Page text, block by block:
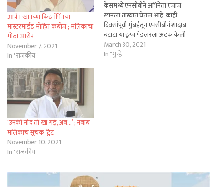
आर्यन खानच्या किडनॅपिंगचा
मास्टरमाईंड मोहित कंबोज ; मलिकांचा
मोठा आरोप
November 7, 2021
In "राजकीय"
केसमध्ये एनसीबीने अभिनेता एजाज
खानला ताब्यात घेतलं आहे. काही
दिवसांपूर्वी मुंबईतून एनसीबीनं शादाब
बटाटा या ड्रग्ज पेडलरला अटक केली
होती. बॉलिवुडमधल्या अनेक
सेलिब्रिटींना तो ड्रग्ज पुरवत असल्याचं
March 30, 2021
In "गुन्हे"
‘उनकी नींद तो खो गई, अब…’ ; नबाब
मलिकांचं सूचक ट्विट
November 10, 2021
In "राजकीय"